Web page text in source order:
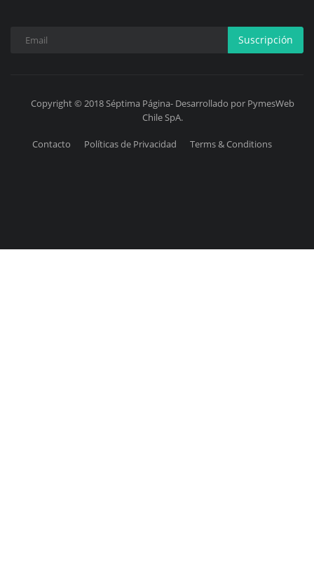
Suscripción
Copyright © 2018 Séptima Página- Desarrollado por PymesWeb
Chile SpA.
Contacto Políticas de Privacidad Terms & Conditions